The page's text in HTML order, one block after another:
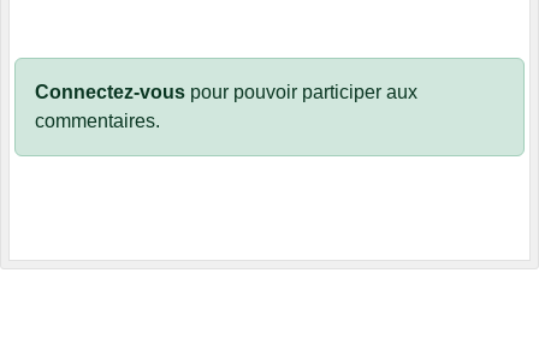
Connectez-vous pour pouvoir participer aux
commentaires.